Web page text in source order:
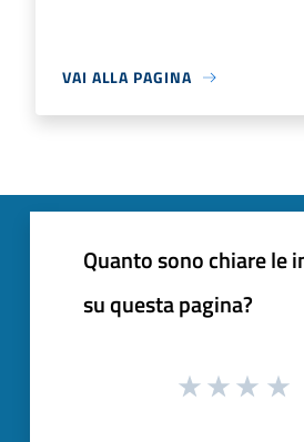
VAI ALLA PAGINA
Quanto sono chiare le
su questa pagina?